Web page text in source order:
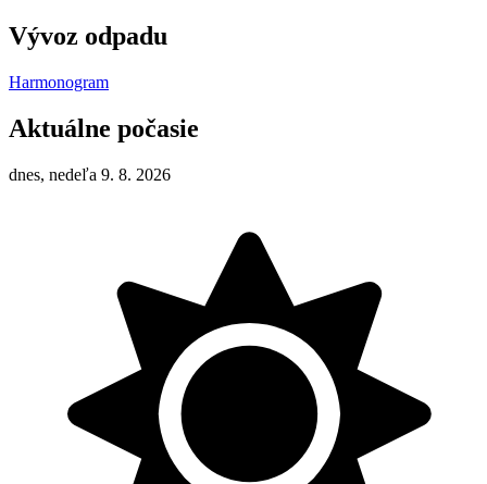
Vývoz odpadu
Harmonogram
Aktuálne počasie
dnes, nedeľa 9. 8. 2026